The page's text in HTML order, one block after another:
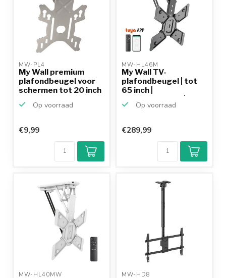
MW-PL4
My Wall premium
plafondbeugel voor
schermen tot 20 inch
Op voorraad
€9,99
MW-HL46M
My Wall TV-
plafondbeugel | tot
65 inch |
gemotoriseerd | ...
Op voorraad
€289,99
MW-HL40MW MW-HD8